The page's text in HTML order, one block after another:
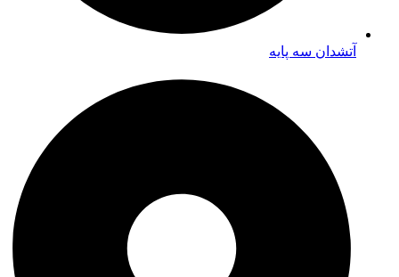
آتشدان سه پایه